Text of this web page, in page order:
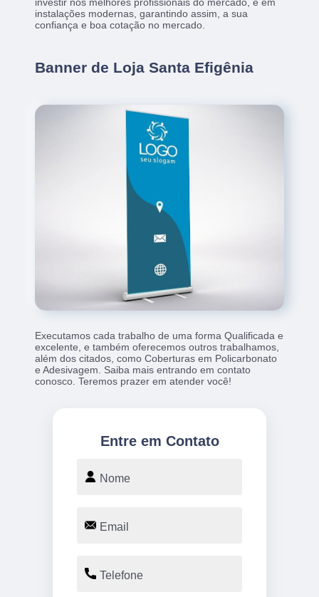
instalações modernas, garantindo assim, a sua
confiança e boa cotação no mercado.
Banner de Loja Santa Efigênia
Executamos cada trabalho de uma forma Qualificada e
excelente, e também oferecemos outros trabalhamos,
além dos citados, como Coberturas em Policarbonato
e Adesivagem. Saiba mais entrando em contato
conosco. Teremos prazer em atender você!
Entre em Contato